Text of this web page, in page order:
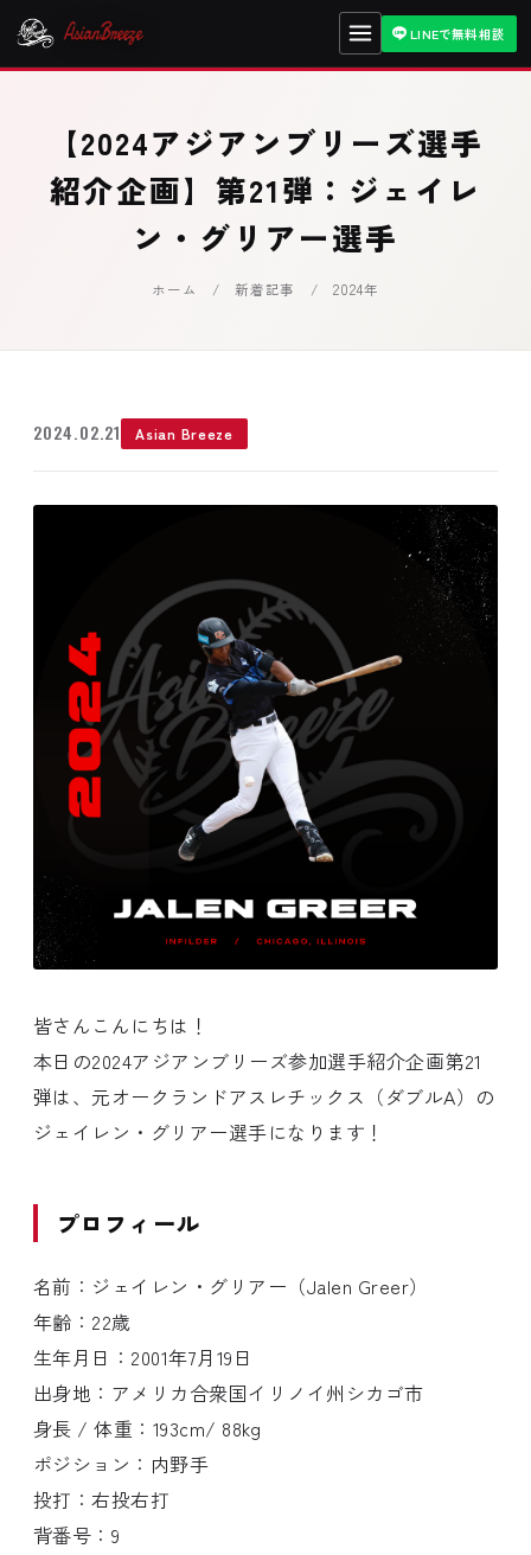
LINEで無料相談
【2024アジアンブリーズ選手
紹介企画】第21弾：ジェイレ
ン・グリアー選手
ホーム / 新着記事 / 2024年
2024.02.21 Asian Breeze
皆さんこんにちは！
本日の2024アジアンブリーズ参加選手紹介企画第21
弾は、元オークランドアスレチックス（ダブルA）の
ジェイレン・グリアー選手になります！
プロフィール
名前：ジェイレン・グリアー（Jalen Greer）
年齢：22歳
生年月日：2001年7月19日
出身地：アメリカ合衆国イリノイ州シカゴ市
身長 / 体重：193cm/ 88kg
ポジション：内野手
投打：右投右打
背番号：9